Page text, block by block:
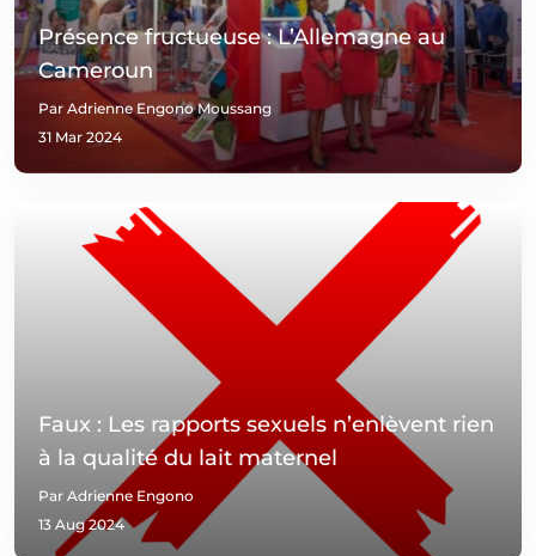
Présence fructueuse : L’Allemagne au
Cameroun
Par Adrienne Engono Moussang
31 Mar 2024
Faux : Les rapports sexuels n’enlèvent rien
à la qualité du lait maternel
Par Adrienne Engono
13 Aug 2024